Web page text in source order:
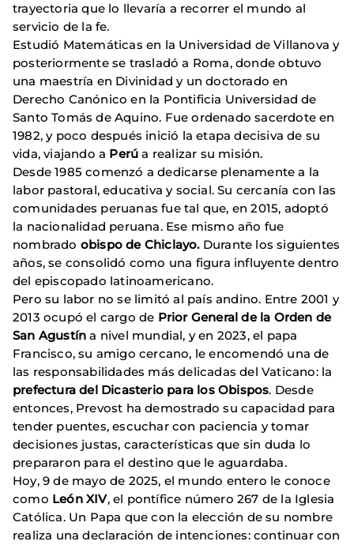
trayectoria que lo llevaría a recorrer el mundo al
servicio de la fe.
Estudió Matemáticas en la Universidad de Villanova y
posteriormente se trasladó a Roma, donde obtuvo
una maestría en Divinidad y un doctorado en
Derecho Canónico en la Pontificia Universidad de
Santo Tomás de Aquino. Fue ordenado sacerdote en
1982, y poco después inició la etapa decisiva de su
vida, viajando a Perúa realizar su misión.
Desde 1985 comenzó a dedicarse plenamente a la
labor pastoral, educativa y social. Su cercanía con las
comunidades peruanas fue tal que, en 2015, adoptó
la nacionalidad peruana. Ese mismo año fue
nombrado obispo de Chiclayo. Durante los siguientes
años, se consolidó como una figura influyente dentro
del episcopado latinoamericano.
Pero su labor no se limitó al país andino. Entre 2001 y
2013 ocupó el cargo de Prior General de la Orden de
San Agustín a nivel mundial, y en 2023, el papa
Francisco, su amigo cercano, le encomendó una de
las responsabilidades más delicadas del Vaticano: la
prefectura del Dicasterio para los Obispos. Desde
entonces, Prevost ha demostrado su capacidad para
tender puentes, escuchar con paciencia y tomar
decisiones justas, características que sin duda lo
prepararon para el destino que le aguardaba.
Hoy, 9 de mayo de 2025, el mundo entero le conoce
como León XIV, el pontífice número 267 de la Iglesia
Católica. Un Papa que con la elección de su nombre
realiza una declaración de intenciones: continuar con